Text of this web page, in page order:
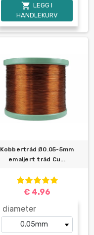
 LEGG I
HANDLEKURV
Kobbertråd Ø0.05-5mm
emaljert tråd Cu...
€ 4.96
diameter